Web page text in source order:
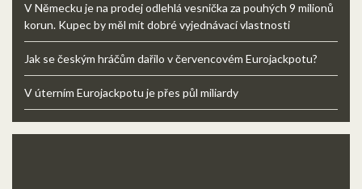
V Německu je na prodej odlehlá vesnička za pouhých 9 milionů
korun. Kupec by měl mít dobré vyjednávací vlastnosti
Jak se českým hráčům dařilo v červencovém Eurojackpotu?
V úterním Eurojackpotu je přes půl miliardy